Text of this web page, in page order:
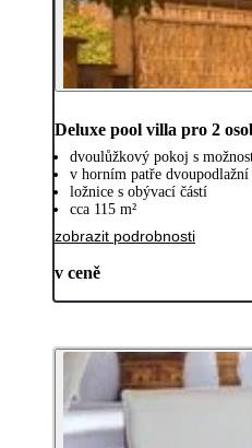
Deluxe pool villa pro 2
dvoulůžkový pokoj s
v horním patře
ložnice s obývací částí
cca 115 m²
zobrazit podrobnosti
v ceně